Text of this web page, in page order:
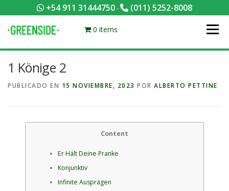
+54 911 31444750- (011) 5252-8008
al
contenido
0 items Menú
PACKS EQUILIBRADOS
1 Könige 2
PUBLICADO EN 15 NOVIEMBRE, 2023 POR ALBERTO PETTINE
Content
Er Hält Deine Pranke
Konjunktiv
Infinite Ausprägen